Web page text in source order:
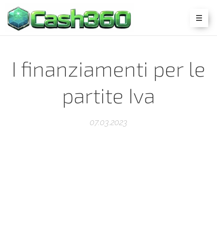
I finanziamenti per le
partite Iva
07.03.2023